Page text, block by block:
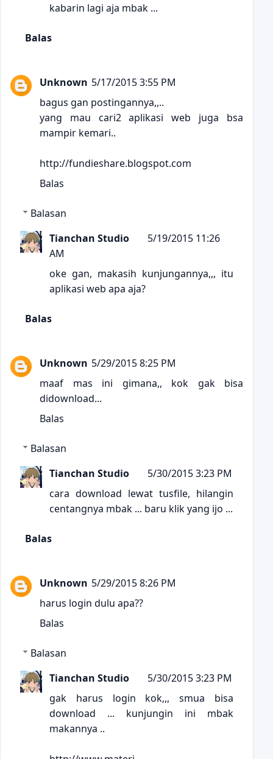
kabarin lagi aja mbak ...
Balas
Unknown 5/17/2015 3:55 PM
bagus gan postingannya,,..
yang mau cari2 aplikasi web juga bsa
mampir kemari..
http://fundieshare.blogspot.com
Balas
Balasan
Tianchan Studio
5/19/2015 11:26
AM
oke gan, makasih kunjungannya,,, itu
aplikasi web apa aja?
Balas
Unknown 5/29/2015 8:25 PM
maaf mas ini gimana,, kok gak bisa
didownload...
Balas
Balasan
Tianchan Studio
5/30/2015 3:23 PM
cara download lewat tusfile, hilangin
centangnya mbak ... baru klik yang ijo ...
Balas
Unknown 5/29/2015 8:26 PM
harus login dulu apa??
Balas
Balasan
Tianchan Studio
5/30/2015 3:23 PM
gak harus login kok,,, smua bisa
download ... kunjungin ini mbak
makannya ..